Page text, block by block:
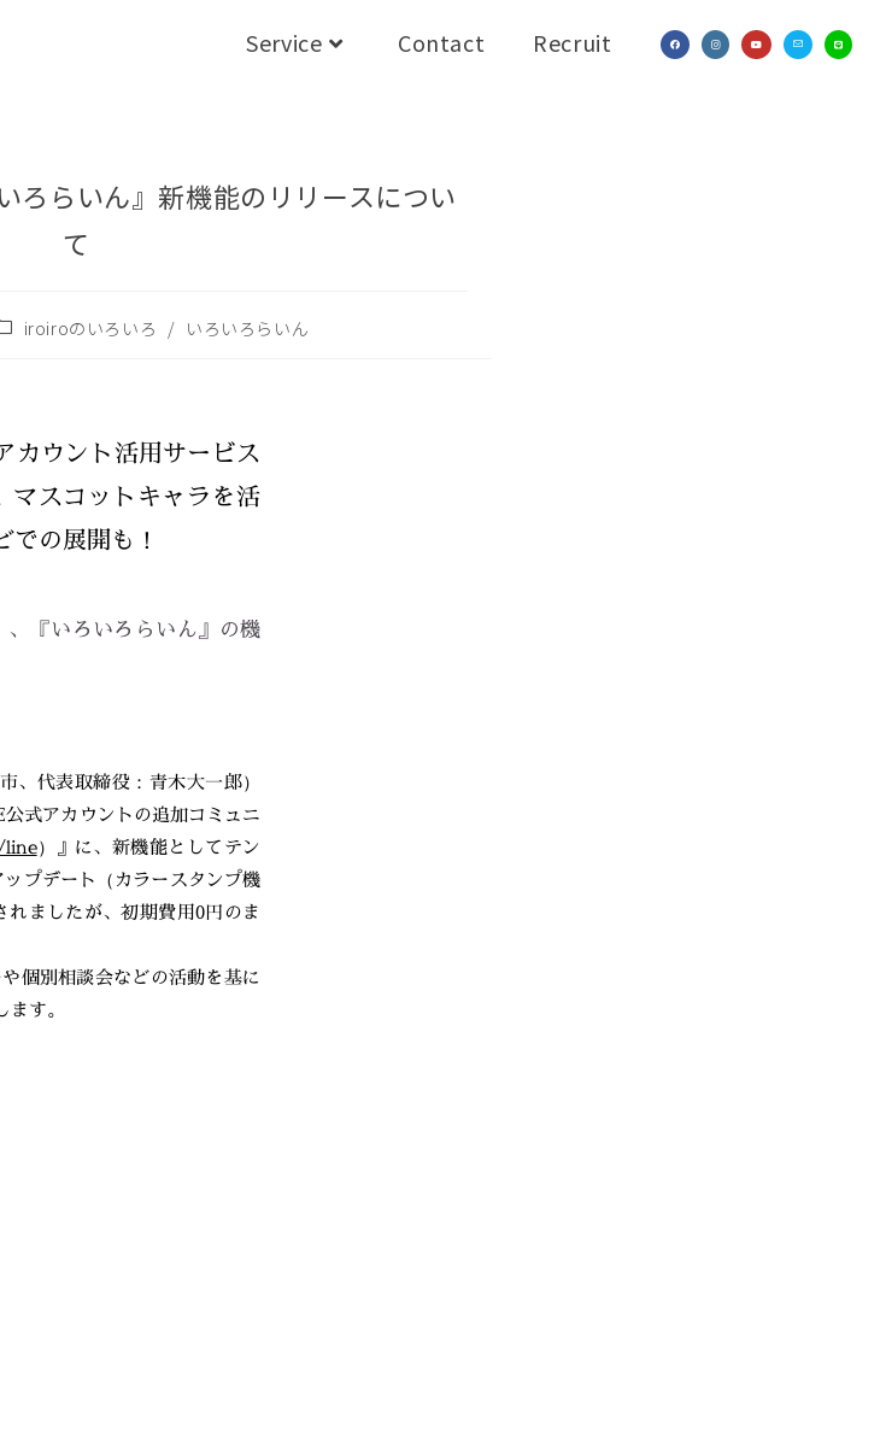
Service Contact Recruit
ろらいん』新機能のリリースについ
て
iroiroのいろいろ / いろいろらいん
ウント活用サービス
マスコットキャラを活
の展開も！
『いろいろらいん』の機
、代表取締役：青木大一郎）
式アカウントの追加コミュニ
）』に、新機能としてテン
プデート（カラースタンプ機
ましたが、初期費用0円のま
個別相談会などの活動を基に
す。